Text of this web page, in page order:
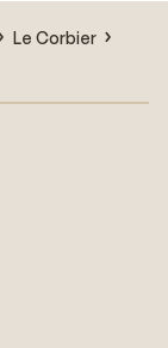
Le Corbier